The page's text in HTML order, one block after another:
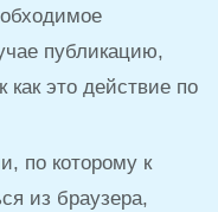
публикацию,
это действие по
по которому к
из браузера,